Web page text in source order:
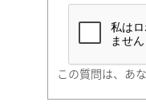
町名・番地（
この質問は、あ